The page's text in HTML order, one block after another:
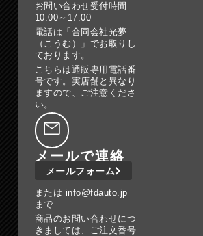
お問い合わせ受付時間
10:00～17:00
電話は「合同会社光夢
（こうむ）」でお取りし
ております。
こちらは通販専用電話番
号です。実店舗と異なり
ますので、ご注意くださ
い。
メールで連絡
メールフォーム
または info@fdauto.jp
まで
商品のお問い合わせにつ
きましては、ご注文番号